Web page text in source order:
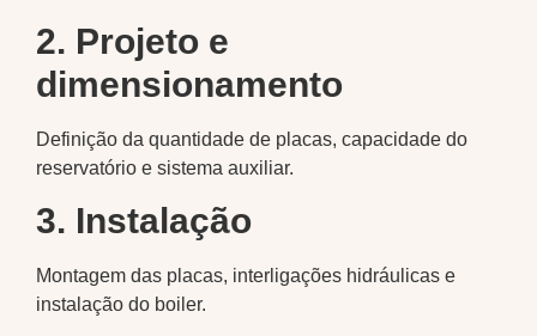
2. Projeto e
dimensionamento
Definição da quantidade de placas, capacidade do
reservatório e sistema auxiliar.
3. Instalação
Montagem das placas, interligações hidráulicas e
instalação do boiler.